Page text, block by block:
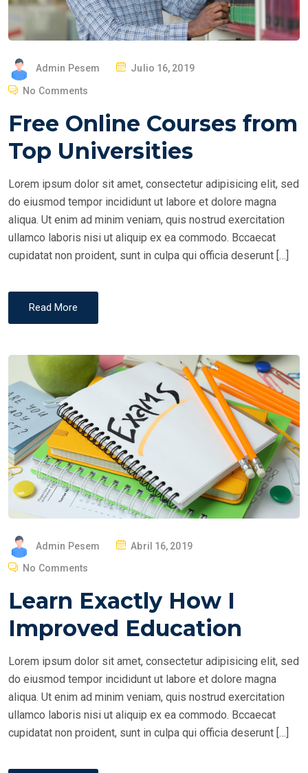
Admin Pesem
T
D
N
Julio 16, 2019
No Comments
Free Online Courses from
Top Universities
Lorem ipsum dolor sit amet, consectetur adipisicing elit, sed
do eiusmod tempor incididunt ut labore et dolore magna
aliqua. Ut enim ad minim veniam, quis nostrud exercitation
ullamco laboris nisi ut aliquip ex ea commodo. Bccaecat
cupidatat non proident, sunt in culpa qui officia deserunt […]
Read More
Admin Pesem
P
T
D
Abril 16, 2019
No Comments
Learn Exactly How I
Improved Education
Lorem ipsum dolor sit amet, consectetur adipisicing elit, sed
do eiusmod tempor incididunt ut labore et dolore magna
aliqua. Ut enim ad minim veniam, quis nostrud exercitation
ullamco laboris nisi ut aliquip ex ea commodo. Bccaecat
cupidatat non proident, sunt in culpa qui officia deserunt […]